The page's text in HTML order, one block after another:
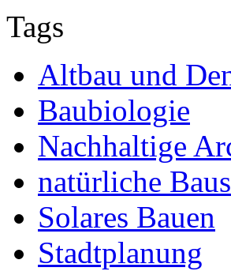
Tags
Altbau und
Baubiologie
Nachhaltige
natürliche
Solares Bauen
Stadtplanung